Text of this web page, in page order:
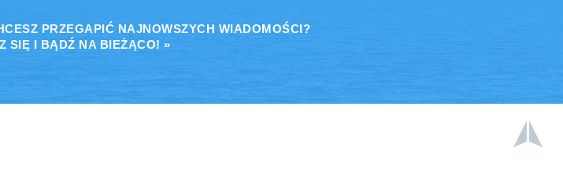
PRZEGAPIĆ NAJNOWSZYCH WIADOMOŚCI?
SIĘ I BĄDŹ NA BIEŻĄCO! »